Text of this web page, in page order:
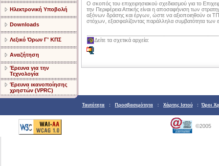
Ηλεκτρονική Υποβολή
Downloads
Λεξικό Όρων Γ' ΚΠΣ
Αναζήτηση
Έρευνα για την
Τεχνολογία
Έρευνα ικανοποίησης
χρηστών (VPRC)
Ο σκοπός του επιχειρησιακού σχεδιασμού για το
την Περιφέρεια Αττικής είναι η αποσαφήνιση των
αξόνων δράσης και έργων, ώστε να αξιοποιηθούν οι
στόχων, εξασφαλίζοντας παράλληλα συμβατότητα των
Δείτε τα σχετικά αρχεία:
Ταυτότητα : Προσβασιμότητα : Χάρτης Ιστού : Όροι
©2005